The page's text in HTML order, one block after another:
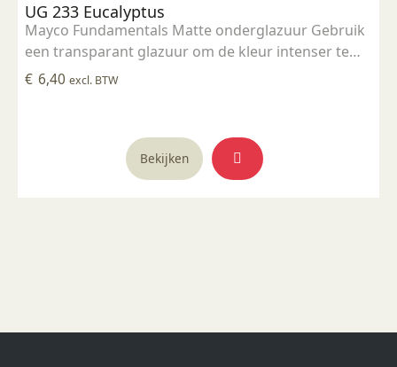
UG 233 Eucalyptus
Mayco Fundamentals Matte onderglazuur Gebruik
een transparant glazuur om de kleur intenser te
maken Geschikt voor gebruiksgoed mits er een
€ 6,40 excl. BTW
Bekijken